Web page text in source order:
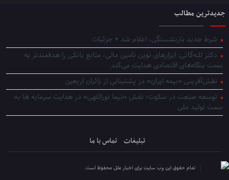
جدیدترین مطالب
شرط جدید بازنشستگی، اعلام شد + جزئیات
دکتر للـه‌گانی: ابزارهای نوین تامین مالی، منابع بانکی را هدفمندتر به
سمت بنگاه‌های اقتصادی هدایت می‌کند
نقش‌آفرینی «بیمه ایران» در پشتیبانی از زائران اربعین
توسعه صنعت در سکوت؛ نقش «نیما نوراللهی» در هدایت سرمایه ها به
سمت تولید ملی
تبلیغات تماس با ما
تمام حقوق این وب سایت برای اخبار ملل محفوظ است.